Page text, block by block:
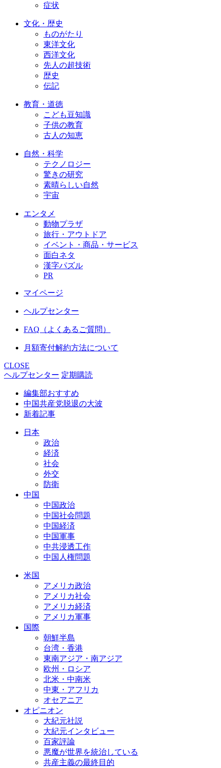
症状
文化・歴史
ものがたり
東洋文化
西洋文化
先人の超技術
歴史
伝記
教育・道徳
こども豆知識
子供の教育
古人の知恵
自然・科学
テクノロジー
驚きの研究
素晴らしい自然
宇宙
エンタメ
動物プラザ
旅行・アウトドア
イベント・商品・サービス
面白ネタ
漢字パズル
PR
マイページ
ヘルプセンター
FAQ（よくあるご質問）
月額寄付解約方法について
CLOSE
ヘルプセンター 定期購読
編集部おすすめ
中国共産党脱退の大波
新着記事
日本
政治
経済
社会
外交
防衛
中国
中国政治
中国社会問題
中国経済
中国軍事
中共浸透工作
中国人権問題
米国
アメリカ政治
アメリカ社会
アメリカ経済
アメリカ軍事
国際
朝鮮半島
台湾・香港
東南アジア・南アジア
欧州・ロシア
北米・中南米
中東・アフリカ
オセアニア
オピニオン
大紀元社説
大紀元インタビュー
百家評論
悪魔が世界を統治している
共産主義の最終目的